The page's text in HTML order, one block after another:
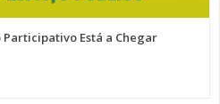
Está a Chegar